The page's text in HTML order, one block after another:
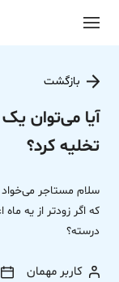
بازگشت
آیا می‌توان یک
تخلیه کرد؟
سلام مستاجر
که اگر زودتر از یه
درسته؟
کاربر مهمان